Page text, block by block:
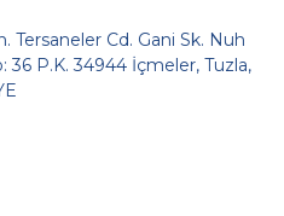
Tersaneler Cd. Gani Sk. Nuh
36 P.K. 34944 İçmeler, Tuzla,